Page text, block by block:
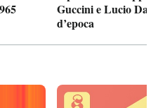
Guccini e Lucio
d’epoca